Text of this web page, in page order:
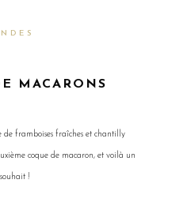
MACARONS
de framboises fraîches et chantilly
coque de macaron, et voilà un
!